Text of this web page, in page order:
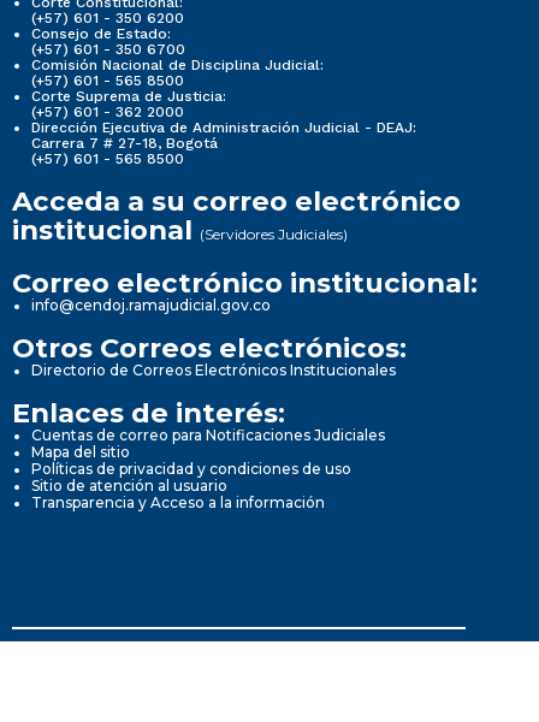
(+57) 601 - 350 6200
Consejo de Estado:
(+57) 601 - 350 6700
Comisión Nacional de Disciplina Judicial:
(+57) 601 - 565 8500
Corte Suprema de Justicia:
(+57) 601 - 362 2000
Dirección Ejecutiva de Administración Judicial - DEAJ:
Carrera 7 # 27-18, Bogotá
(+57) 601 - 565 8500
Acceda a su correo electrónico
institucional (Servidores Judiciales)
Correo electrónico institucional:
info@cendoj.ramajudicial.gov.co
Otros Correos electrónicos:
Directorio de Correos Electrónicos Institucionales
Enlaces de interés:
Cuentas de correo para Notificaciones Judiciales
Mapa del sitio
Políticas de privacidad y condiciones de uso
Sitio de atención al usuario
Transparencia y Acceso a la información